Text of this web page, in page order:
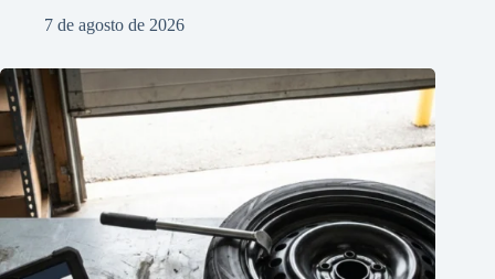
7 de agosto de 2026